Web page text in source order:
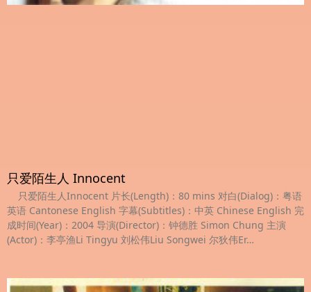
只爱陌生人 Innocent
只爱陌生人Innocent 片长(Length)：80 mins 对白(Dialog)：粤语
英语 Cantonese English 字幕(Subtitles)：中英 Chinese English 完
成时间(Year)：2004 导演(Director)：钟德胜 Simon Chung 主演
(Actor)：李亭渔Li Tingyu 刘松伟Liu Songwei 尔狄伟Er…